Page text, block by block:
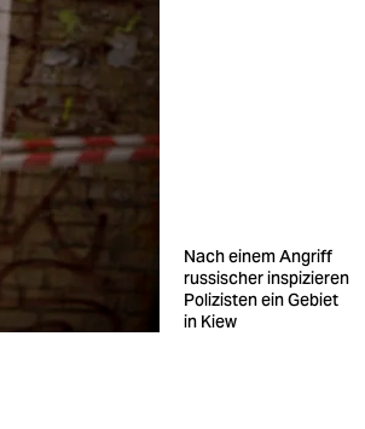
Nach einem Angriff
russischer inspizieren
Polizisten ein Gebiet
in Kiew